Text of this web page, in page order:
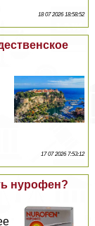
18 07 2026 18:58:52
17 07 2026 7:53:12
нурофен?